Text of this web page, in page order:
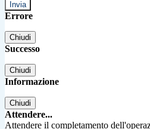
Errore
Chiudi
Successo
Chiudi
Informazione
Chiudi
Attendere...
Attendere il completamento